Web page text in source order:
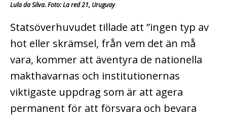
Lula da Silva. Foto: La red 21, Uruguay
Statsöverhuvudet tillade att ”ingen typ av
hot eller skrämsel, från vem det än må
vara, kommer att äventyra de nationella
makthavarnas och institutionernas
viktigaste uppdrag som är att agera
permanent för att försvara och bevara